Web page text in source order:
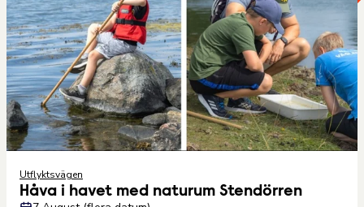
Utflyktsvägen
Håva i havet med naturum Stendörren